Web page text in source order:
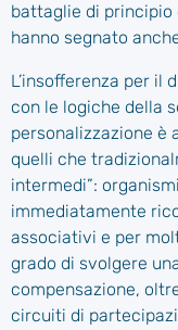
battaglie di principio
hanno segnato
L’insofferenza per il
con le logiche della
personalizzazione è
quelli che
intermedi”:
immediatamente
associativi e per
grado di svolgere
compensazione,
circuiti di